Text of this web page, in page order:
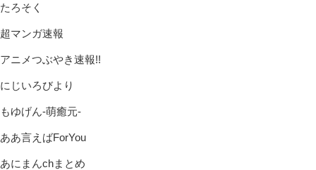
たろそく
超マンガ速報
アニメつぶやき速報!!
にじいろびより
もゆげん-萌癒元-
ああ言えばForYou
あにまんchまとめ